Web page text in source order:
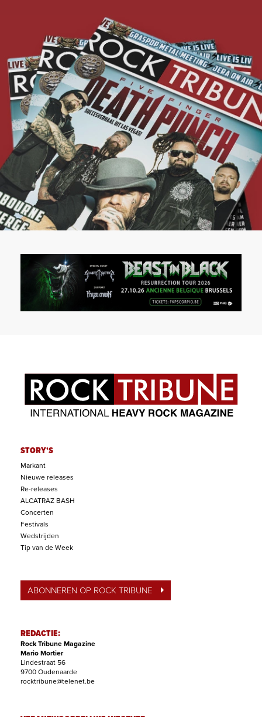
STORY'S
Markant
Nieuwe releases
Re-releases
ALCATRAZ BASH
Concerten
Festivals
Wedstrijden
Tip van de Week
ABONNEREN OP ROCK TRIBUNE
REDACTIE:
Rock Tribune Magazine
Mario Mortier
Lindestraat 56
9700 Oudenaarde
rocktribune@telenet.be